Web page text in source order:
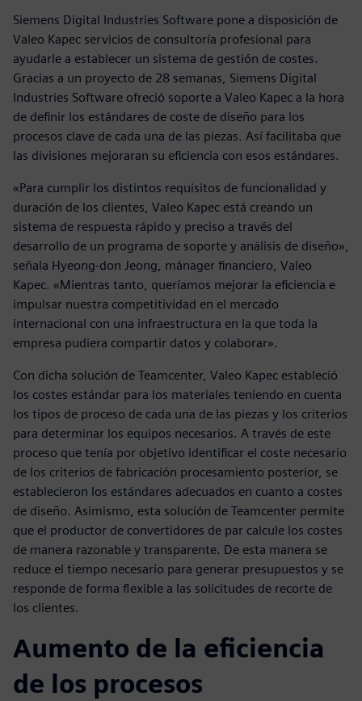
Siemens Digital Industries Software pone a disposición de
Valeo Kapec servicios de consultoría profesional para
ayudarle a establecer un sistema de gestión de costes.
Gracias a un proyecto de 28 semanas, Siemens Digital
Industries Software ofreció soporte a Valeo Kapec a la hora
de definir los estándares de coste de diseño para los
procesos clave de cada una de las piezas. Así facilitaba que
las divisiones mejoraran su eficiencia con esos estándares.
«Para cumplir los distintos requisitos de funcionalidad y
duración de los clientes, Valeo Kapec está creando un
sistema de respuesta rápido y preciso a través del
desarrollo de un programa de soporte y análisis de diseño»,
señala Hyeong-don Jeong, mánager financiero, Valeo
Kapec. «Mientras tanto, queríamos mejorar la eficiencia e
impulsar nuestra competitividad en el mercado
internacional con una infraestructura en la que toda la
empresa pudiera compartir datos y colaborar».
Con dicha solución de Teamcenter, Valeo Kapec estableció
los costes estándar para los materiales teniendo en cuenta
los tipos de proceso de cada una de las piezas y los criterios
para determinar los equipos necesarios. A través de este
proceso que tenía por objetivo identificar el coste necesario
de los criterios de fabricación procesamiento posterior, se
establecieron los estándares adecuados en cuanto a costes
de diseño. Asimismo, esta solución de Teamcenter permite
que el productor de convertidores de par calcule los costes
de manera razonable y transparente. De esta manera se
reduce el tiempo necesario para generar presupuestos y se
responde de forma flexible a las solicitudes de recorte de
los clientes.
Aumento de la eficiencia
de los procesos